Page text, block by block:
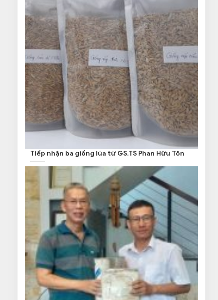
Tiếp nhận ba giống lúa từ GS.TS Phan Hữu Tôn